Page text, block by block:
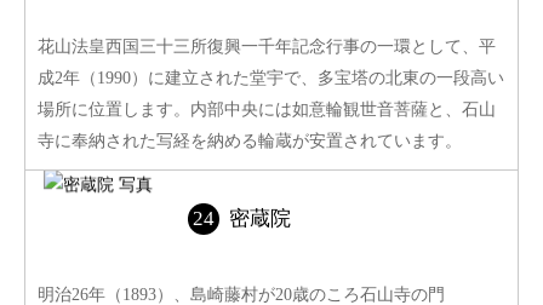
花山法皇西国三十三所復興一千年記念行事の一環として、平
成2年（1990）に建立された堂宇で、多宝塔の北東の一段高い
場所に位置します。内部中央には如意輪観世音菩薩と、石山
寺に奉納された写経を納める輪蔵が安置されています。
密蔵院
明治26年（1893）、島崎藤村が20歳のころ石山寺の門